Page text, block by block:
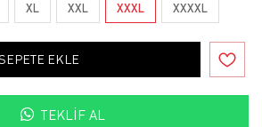
XL XXL XXXL XXXXL
EKLE
TEKLIF AL